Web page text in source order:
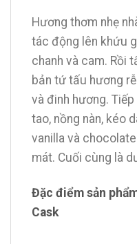
Hương thơm nhẹ
tác động lên khứu
chanh và cam. Rồi
bản tứ tấu hương
và đinh hương.
tao, nồng nàn, kéo
vanilla và
mát. Cuối cùng là
Đặc điểm sản
Cask